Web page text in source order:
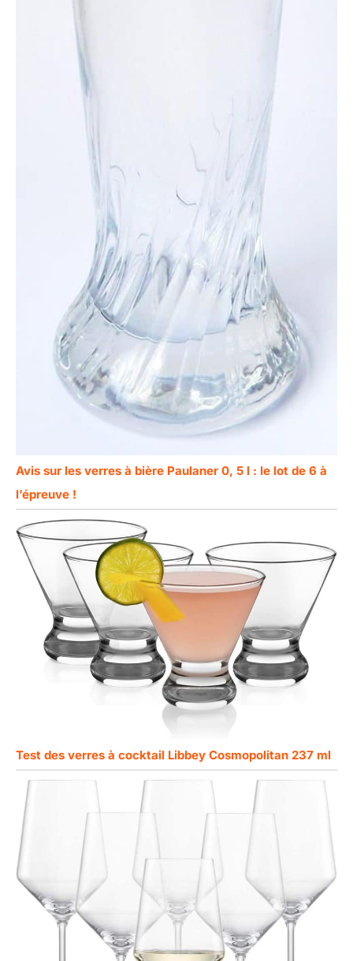
Avis sur les verres à bière Paulaner 0, 5 l : le lot de 6 à
l’épreuve !
Test des verres à cocktail Libbey Cosmopolitan 237 ml